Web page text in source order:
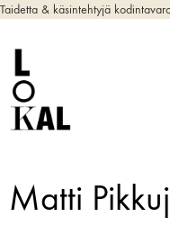
Taidetta & käsintehtyjä
Matti